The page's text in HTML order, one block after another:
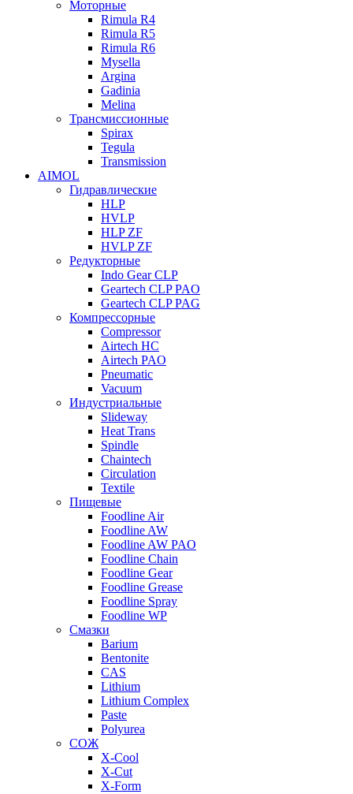
Моторные
Rimula R4
Rimula R5
Rimula R6
Mysella
Argina
Gadinia
Melina
Трансмиссионные
Spirax
Tegula
Transmission
AIMOL
Гидравлические
HLP
HVLP
HLP ZF
HVLP ZF
Редукторные
Indo Gear CLP
Geartech CLP PAO
Geartech CLP PAG
Компрессорные
Compressor
Airtech HC
Airtech PAO
Pneumatic
Vacuum
Индустриальные
Slideway
Heat Trans
Spindle
Chaintech
Circulation
Textile
Пищевые
Foodline Air
Foodline AW
Foodline AW PAO
Foodline Chain
Foodline Gear
Foodline Grease
Foodline Spray
Foodline WP
Смазки
Barium
Bentonite
CAS
Lithium
Lithium Complex
Paste
Polyurea
СОЖ
X-Cool
X-Cut
X-Form